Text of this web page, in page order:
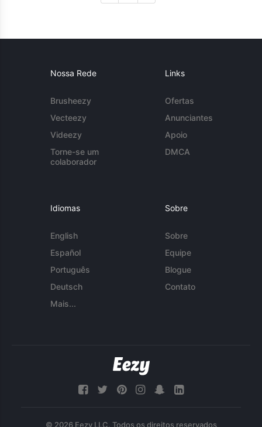
Nossa Rede
Brusheezy
Vecteezy
Videezy
Torne-se um
colaborador
Links
Ofertas
Anunciantes
Apoio
DMCA
Idiomas
English
Español
Português
Deutsch
Mais...
Sobre
Sobre
Equipe
Blogue
Contato
© 2026 Eezy LLC. Todos os direitos reservados